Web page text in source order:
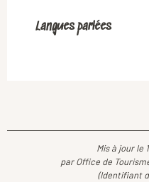
Langues parlées
Langues parlées
Mis à jour le
par Office de
(Identifiant